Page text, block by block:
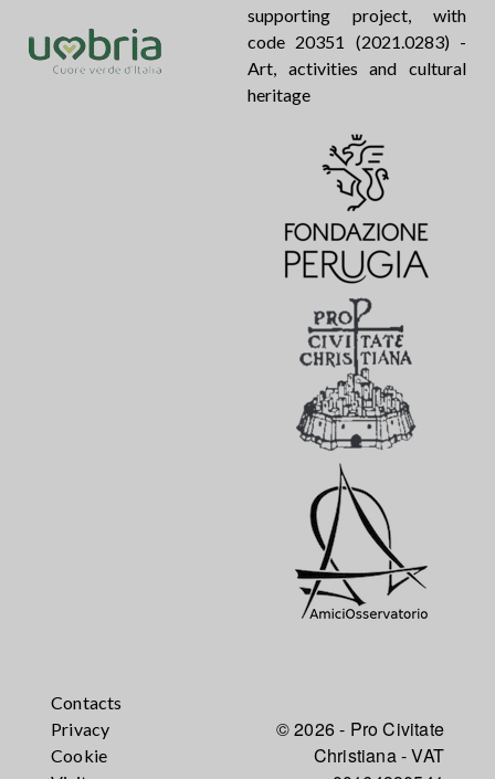
supporting project, with
code 20351 (2021.0283) -
Art, activities and cultural
heritage
Contacts
Privacy
Cookie
© 2026 - Pro Civitate
Christiana - VAT